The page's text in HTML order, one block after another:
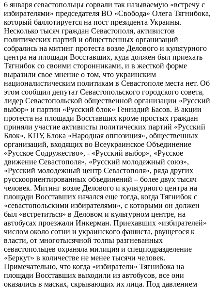
6 января севастопольцы сорвали так называемую «встречу с
избирателями» председателя ВО «Свобода» Олега Тягнибока,
который баллотируется на пост президента Украины.
Несколько тысяч граждан Севастополя, активистов
политических партий и общественных организаций
собрались на митинг протеста возле Делового и культурного
центра на площади Восставших, куда должен был приехать
Тягнибок со своими сторонниками, и в жесткой форме
выразили свое мнение о том, что украинским
националистическим политикам в Севастополе места нет. Об
этом сообщил депутат Севастопольского городского совета,
лидер Севастопольской общественной организации «Русский
выбор» и партии «Русский блок» Геннадий Басов. В акции
протеста на площади Восставших кроме простых граждан
приняли участие активисты политических партий «Русский
Блок», КПУ, Блока «Народная оппозиция», общественных
организаций, входящих во Всеукраинское Объединение
«Русское Содружество», - «Русский выбор», «Русское
движение Севастополя», «Русский молодежный союз»,
«Русский молодежный центр Севастополя», ряда других
русскоориентированных объединений – более двух тысяч
человек. Митинг возле Делового и культурного центра на
площади Восставших начался еще тогда, когда Тягнибок с
«севастопольскими избирателями», с которыми он должен
был «встретиться» в Деловом и культурном центре, на
автобусах проезжали Инкерман. Приехавших «избирателей»
числом около сотни и украинского фашиста, рвущегося к
власти, от многотысячной толпы разгневанных
севастопольцев охраняла милиция и спецподразделение
«Беркут» в количестве не менее тысячи человек.
Примечательно, что когда «избиратели» Тягнибока на
площади Восставших выходили из автобусов, все они
оказались в масках, скрывающих их лица. Под давлением